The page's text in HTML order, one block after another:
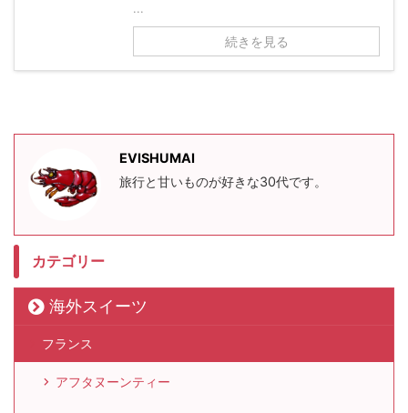
...
続きを見る
EVISHUMAI
旅行と甘いものが好きな30代です。
カテゴリー
海外スイーツ
フランス
アフタヌーンティー